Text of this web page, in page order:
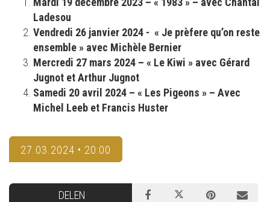
Ladesou
Vendredi 26 janvier 2024 - « Je prèfere qu’on reste
ensemble » avec Michèle Bernier
Mercredi 27 mars 2024 – « Le Kiwi » avec Gérard
Jugnot et Arthur Jugnot
Samedi 20 avril 2024 – « Les Pigeons » – Avec
Michel Leeb et Francis Huster
27.03.2024 • 20:00
DELEN